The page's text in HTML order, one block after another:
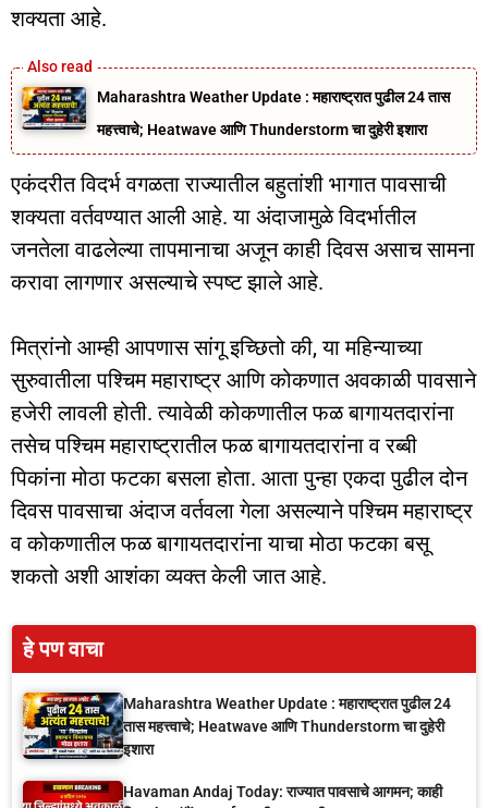
शक्यता आहे.
Maharashtra Weather Update : महाराष्ट्रात पुढील 24 तास
महत्त्वाचे; Heatwave आणि Thunderstorm चा दुहेरी इशारा
एकंदरीत विदर्भ वगळता राज्यातील बहुतांशी भागात पावसाची
शक्यता वर्तवण्यात आली आहे. या अंदाजामुळे विदर्भातील
जनतेला वाढलेल्या तापमानाचा अजून काही दिवस असाच सामना
करावा लागणार असल्याचे स्पष्ट झाले आहे.
मित्रांनो आम्ही आपणास सांगू इच्छितो की, या महिन्याच्या
सुरुवातीला पश्चिम महाराष्ट्र आणि कोकणात अवकाळी पावसाने
हजेरी लावली होती. त्यावेळी कोकणातील फळ बागायतदारांना
तसेच पश्‍चिम महाराष्ट्रातील फळ बागायतदारांना व रब्बी
पिकांना मोठा फटका बसला होता. आता पुन्हा एकदा पुढील दोन
दिवस पावसाचा अंदाज वर्तवला गेला असल्याने पश्चिम महाराष्ट्र
व कोकणातील फळ बागायतदारांना याचा मोठा फटका बसू
शकतो अशी आशंका व्यक्त केली जात आहे.
हे पण वाचा
Maharashtra Weather Update : महाराष्ट्रात पुढील 24
तास महत्त्वाचे; Heatwave आणि Thunderstorm चा दुहेरी
इशारा
Havaman Andaj Today: राज्यात पावसाचे आगमन; काही